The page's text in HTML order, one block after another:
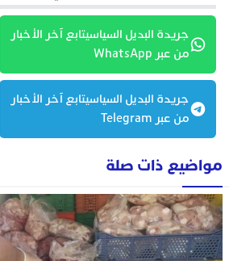
جريدة البديل السياسيتابع آخر الأخبار
من عبر WhatsApp
جريدة البديل السياسيتابع آخر الأخبار
من عبر Telegram
مواضيع ذات صلة